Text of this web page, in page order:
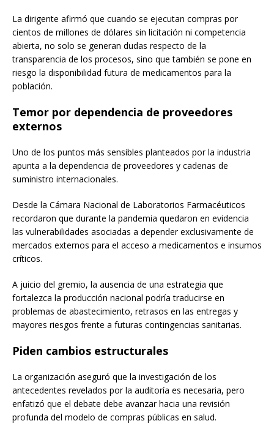
La dirigente afirmó que cuando se ejecutan compras por
cientos de millones de dólares sin licitación ni competencia
abierta, no solo se generan dudas respecto de la
transparencia de los procesos, sino que también se pone en
riesgo la disponibilidad futura de medicamentos para la
población.
Temor por dependencia de proveedores
externos
Uno de los puntos más sensibles planteados por la industria
apunta a la dependencia de proveedores y cadenas de
suministro internacionales.
Desde la Cámara Nacional de Laboratorios Farmacéuticos
recordaron que durante la pandemia quedaron en evidencia
las vulnerabilidades asociadas a depender exclusivamente de
mercados externos para el acceso a medicamentos e insumos
críticos.
A juicio del gremio, la ausencia de una estrategia que
fortalezca la producción nacional podría traducirse en
problemas de abastecimiento, retrasos en las entregas y
mayores riesgos frente a futuras contingencias sanitarias.
Piden cambios estructurales
La organización aseguró que la investigación de los
antecedentes revelados por la auditoría es necesaria, pero
enfatizó que el debate debe avanzar hacia una revisión
profunda del modelo de compras públicas en salud.